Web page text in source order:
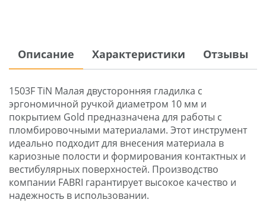
Описание Характеристики Отзывы
1503F TiN Малая двусторонняя гладилка с
эргономичной ручкой диаметром 10 мм и
покрытием Gold предназначена для работы с
пломбировочными материалами. Этот инструмент
идеально подходит для внесения материала в
кариозные полости и формирования контактных и
вестибулярных поверхностей. Производство
компании FABRI гарантирует высокое качество и
надежность в использовании.